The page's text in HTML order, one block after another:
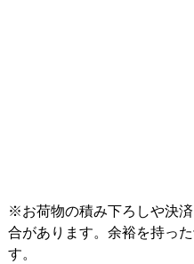
イ
※お荷物の積み下ろしや決
合があります。余裕を持っ
す。